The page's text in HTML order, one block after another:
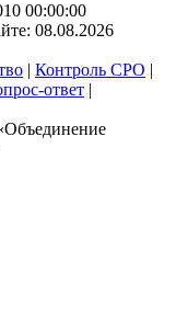
00:00:00
08.08.2026
| Контроль СРО |
ответ |